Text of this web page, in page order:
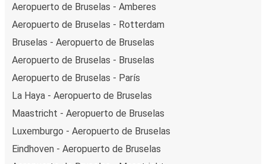
Aeropuerto de Bruselas - Amberes
Aeropuerto de Bruselas - Rotterdam
Bruselas - Aeropuerto de Bruselas
Aeropuerto de Bruselas - Bruselas
Aeropuerto de Bruselas - París
La Haya - Aeropuerto de Bruselas
Maastricht - Aeropuerto de Bruselas
Luxemburgo - Aeropuerto de Bruselas
Eindhoven - Aeropuerto de Bruselas